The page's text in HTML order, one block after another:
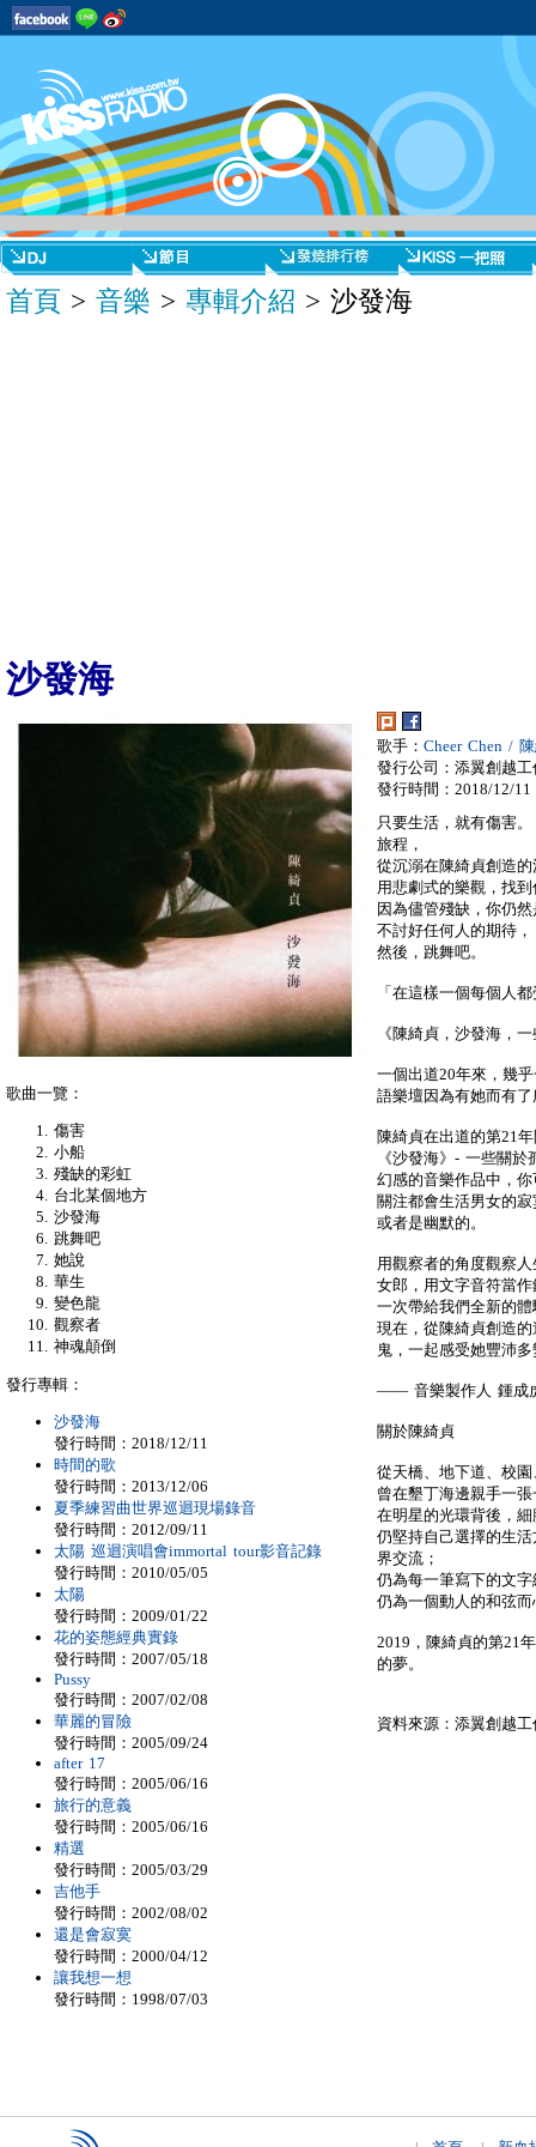
首頁 > 音樂 > 專輯介紹 > 沙發海
沙發海
歌手： Cheer Chen /
發行公司：添翼創越工
發行時間：2018/12/11
只要生活，就有傷害。
旅程，
從沉溺在陳綺貞創造
用悲劇式的樂觀，找
因為儘管殘缺，你仍
不討好任何人的期待，
然後，跳舞吧。
「在這樣一個每個人
《陳綺貞，沙發海，
一個出道20年來，幾
語樂壇因為有她而有
陳綺貞在出道的第21
《沙發海》- 一些關
幻感的音樂作品中，
關注都會生活男女的
或者是幽默的。
用觀察者的角度觀察
女郎，用文字音符當
一次帶給我們全新的體
現在，從陳綺貞創造
鬼，一起感受她豐沛
—— 音樂製作人 鍾成
關於陳綺貞
從天橋、地下道、校
曾在墾丁海邊親手一
在明星的光環背後，
仍堅持自己選擇的生
界交流；
仍為每一筆寫下的文
仍為一個動人的和弦
2019，陳綺貞的第21
的夢。
資料來源：添翼創越工
歌曲一覽：
傷害
小船
殘缺的彩虹
台北某個地方
沙發海
跳舞吧
她說
華生
變色龍
觀察者
神魂顛倒
發行專輯：
沙發海
發行時間：2018/12/11
時間的歌
發行時間：2013/12/06
夏季練習曲世界巡迴現場錄音
發行時間：2012/09/11
太陽 巡迴演唱會immortal tour影音記錄
發行時間：2010/05/05
太陽
發行時間：2009/01/22
花的姿態經典實錄
發行時間：2007/05/18
Pussy
發行時間：2007/02/08
華麗的冒險
發行時間：2005/09/24
after 17
發行時間：2005/06/16
旅行的意義
發行時間：2005/06/16
精選
發行時間：2005/03/29
吉他手
發行時間：2002/08/02
還是會寂寞
發行時間：2000/04/12
讓我想一想
發行時間：1998/07/03